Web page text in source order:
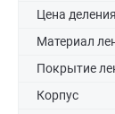
Цена деления
Материал
Покрытие
Корпус